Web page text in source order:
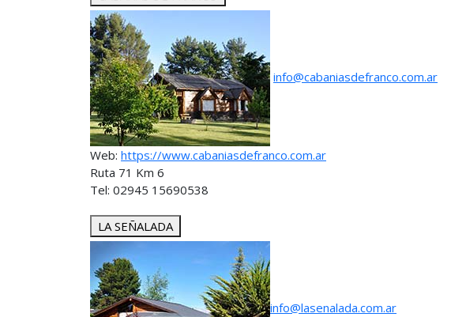
info@cabaniasdefranco.com.ar
Web: https://www.cabaniasdefranco.com.ar
Ruta 71 Km 6
Tel: 02945 15690538
LA SEÑALADA
info@lasenalada.com.ar